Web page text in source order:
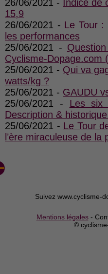
26/06/2021 - Indice de
15,9
26/06/2021 - Le Tour :
les performances
25/06/2021 -
Cyclisme-Dopage.com
25/06/2021 - Qui va
watts/kg ?
25/06/2021 - GAUDU
25/06/2021 - Les six
Description &
25/06/2021 - Le Tour
l’ère miraculeuse de
Suivez www.cyclisme-
Mentions légales-
©